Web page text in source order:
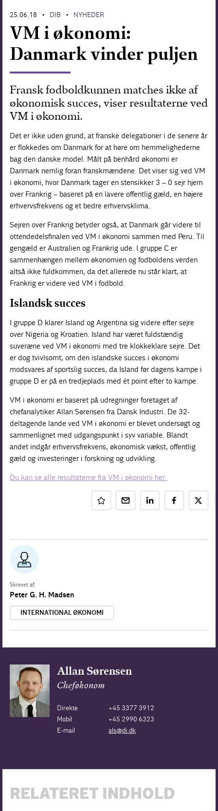
Forskning
25.06.18 • DIB • NYHEDER
VM i økonomi:
Danmark vinder puljen
Fransk fodboldkunnen matches ikke af
økonomisk succes, viser resultaterne ved
VM i økonomi.
Det er ikke uden grund, at franske delegationer i de senere år
er flokkedes om Danmark for at høre om hemmelighederne
bag den danske model. Målt på benhård økonomi er
Danmark nemlig foran franskmændene. Det viser sig ved VM
i økonomi, hvor Danmark tager en stensikker 3 – 0 sejr hjem
over Frankrig – baseret på en lavere offentlig gæld, en højere
erhvervsfrekvens og et bedre erhvervsklima.
Sejren over Frankrig betyder også, at Danmark går videre til
ottendedelsfinalen ved VM i økonomi sammen med Peru. Til
gengæld er Australien og Frankrig ude. I gruppe C er
sammenhængen mellem økonomien og fodboldens verden
altså ikke fuldkommen, da det allerede nu står klart, at
Frankrig er videre ved VM i fodbold.
Islandsk succes
I gruppe D klarer Island og Argentina sig videre efter sejre
over Nigeria og Kroatien. Island har været fuldstændig
suveræne ved VM i økonomi med tre klokkeklare sejre. Det
er dog tvivlsomt, om den islandske succes i økonomi
modsvares af sportslig succes, da Island før dagens kampe i
gruppe D er på en tredjeplads med ét point efter to kampe.
VM i økonomi er baseret på udregninger foretaget af
chefanalytiker Allan Sørensen fra Dansk Industri. De 32-
deltagende lande ved VM i økonomi er blevet undersøgt og
sammenlignet med udgangspunkt i syv variable. Blandt
andet indgår erhvervsfrekvens, økonomisk vækst, offentlig
gæld og investeringer i forskning og udvikling.
Du kan se alle resultaterne fra VM i økonomi her.
Skrevet af:
Peter G. H. Madsen
INTERNATIONAL ØKONOMI
Allan Sørensen
Cheføkonom
Direkte
+45 3377 3912
Mobil
+45 2990 6323
E-mail
als@di.dk
RELATERET INDHOLD